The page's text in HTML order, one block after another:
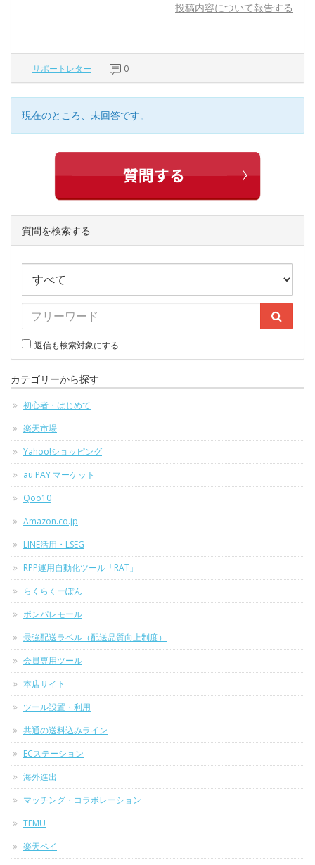
投稿内容について報告する
サポートレター 0
現在のところ、未回答です。
質問を検索する
返信も検索対象にする
カテゴリーから探す
初心者・はじめて
楽天市場
Yahoo!ショッピング
au PAY マーケット
Qoo10
Amazon.co.jp
LINE活用・LSEG
RPP運用自動化ツール「RAT」
らくらくーぽん
ポンパレモール
最強配送ラベル（配送品質向上制度）
会員専用ツール
本店サイト
ツール設置・利用
共通の送料込みライン
ECステーション
海外進出
マッチング・コラボレーション
TEMU
楽天ペイ